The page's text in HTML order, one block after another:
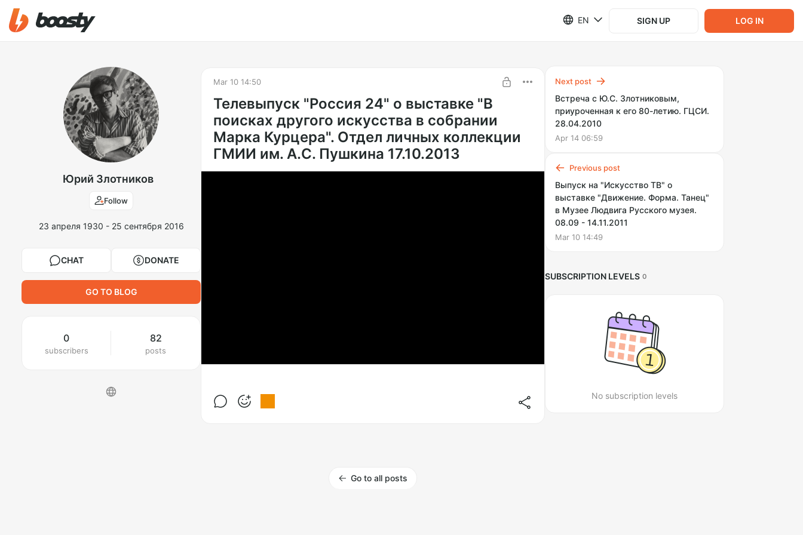
EN SIGN UP LOG IN
Юрий Злотников
Follow
23 апреля 1930 - 25 сентября 2016
CHAT DONATE
GO TO BLOG
0
subscribers
82
posts
Mar 10 14:50
Телевыпуск "Россия 24" о выставке "В
поисках другого искусства в собрании
Марка Курцера". Отдел личных коллекции
ГМИИ им. А.С. Пушкина 17.10.2013
Go to all posts
Next post
Встреча с Ю.С. Злотниковым,
приуроченная к его 80-летию. ГЦСИ.
28.04.2010
Apr 14 06:59
Previous post
Выпуск на "Искусство ТВ" о
выставке "Движение. Форма. Танец"
в Музее Людвига Русского музея.
08.09 - 14.11.2011
Mar 10 14:49
SUBSCRIPTION LEVELS 0
No subscription levels